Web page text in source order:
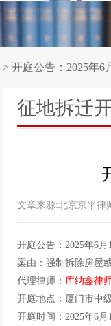
> 开庭公告：2025年6
征地拆迁
文章来源:北京京平律
开庭公告：2025年6
案由：强制拆除房屋
代理律师： 库纳鑫律
开庭地点：厦门市中
开庭时间：2025年6月